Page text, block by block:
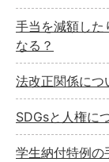
手当を減額した
なる？
法改正関係につ
SDGsと人権に
学生納付特例の